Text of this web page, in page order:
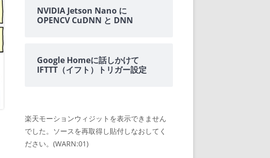
NVIDIA Jetson Nano に
OPENCV CuDNN と DNN
Google Homeに話しかけて
IFTTT（イフト）トリガー設定
楽天モーションウィジットを表示できません
でした。ソースを再取得し貼付しなおしてく
ださい。(WARN:01)